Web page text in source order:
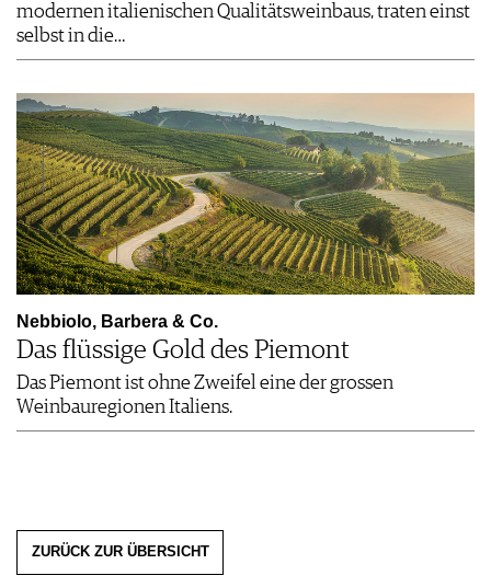
modernen italienischen Qualitätsweinbaus, traten einst
selbst in die…
Nebbiolo, Barbera & Co.
Das flüssige Gold des Piemont
Das Piemont ist ohne Zweifel eine der grossen
Weinbauregionen Italiens.
ZURÜCK ZUR ÜBERSICHT